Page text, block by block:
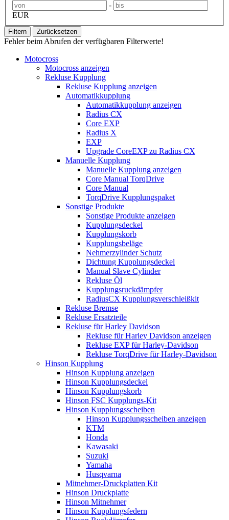
-
EUR
Filtern Zurücksetzen
Fehler beim Abrufen der verfügbaren Filterwerte!
Motocross
Motocross anzeigen
Rekluse Kupplung
Rekluse Kupplung anzeigen
Automatikkupplung
Automatikkupplung anzeigen
Radius CX
Core EXP
Radius X
EXP
Upgrade CoreEXP zu Radius CX
Manuelle Kupplung
Manuelle Kupplung anzeigen
Core Manual TorqDrive
Core Manual
TorqDrive Kupplungspaket
Sonstige Produkte
Sonstige Produkte anzeigen
Kupplungsdeckel
Kupplungskorb
Kupplungsbeläge
Nehmerzylinder Schutz
Dichtung Kupplungsdeckel
Manual Slave Cylinder
Rekluse Öl
Kupplungsruckdämpfer
RadiusCX Kupplungsverschleißkit
Rekluse Bremse
Rekluse Ersatzteile
Rekluse für Harley Davidson
Rekluse für Harley Davidson anzeigen
Rekluse EXP für Harley-Davidson
Rekluse TorqDrive für Harley-Davidson
Hinson Kupplung
Hinson Kupplung anzeigen
Hinson Kupplungsdeckel
Hinson Kupplungskorb
Hinson FSC Kupplungs-Kit
Hinson Kupplungsscheiben
Hinson Kupplungsscheiben anzeigen
KTM
Honda
Kawasaki
Suzuki
Yamaha
Husqvarna
Mitnehmer-Druckplatten Kit
Hinson Druckplatte
Hinson Mitnehmer
Hinson Kupplungsfedern